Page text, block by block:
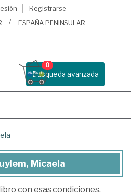
Registrarse
ESPAÑA PENINSULAR
Busqueda avanzada
0
Micaela
con esas condiciones.